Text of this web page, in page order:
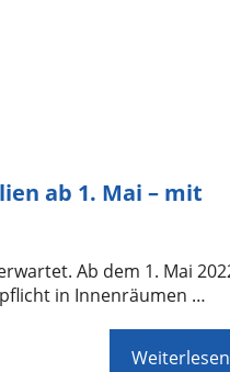
ab 1. Mai – mit
Ab dem 1. Mai
in Innenräumen …
Weiterlesen